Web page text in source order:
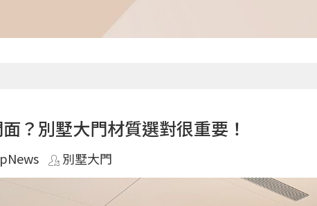
？別墅大門材質選對很重要！
別墅大門